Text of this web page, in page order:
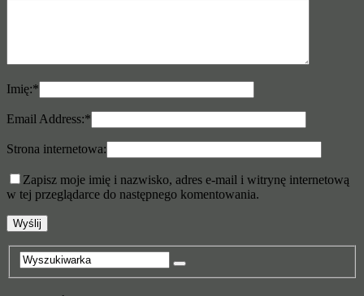
Imię:*
Email Address:*
Strona internetowa:
Zapisz moje imię i nazwisko, adres e-mail i witrynę internetową
w tej przeglądarce do następnego komentowania.